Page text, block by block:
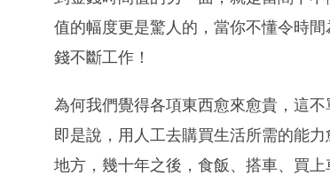
值的幅度更是驚人的，當你不懂令時
錢不斷工作！
為何我們覺得各項東西愈來愈貴，這
即是說，用人工去購買生活所需的能
地方，幾十年之後，食飯、搭車、買上